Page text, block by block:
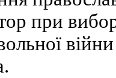
при